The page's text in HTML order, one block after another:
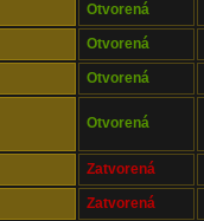
Otvorená
Otvorená
Otvorená
Otvorená
Zatvorená
Zatvorená